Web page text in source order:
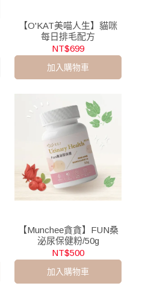
【O'KAT美喵人生】貓咪
每日排毛配方
NT$699
加入購物車
【Munchee貪貪】FUN桑
泌尿保健粉/50g
NT$500
加入購物車